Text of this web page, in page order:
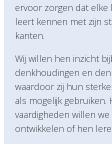
ervoor zorgen dat
leert kennen met zijn
kanten.
Wij willen hen inzicht
denkhoudingen en
waardoor zij hun
als mogelijk
vaardigheden willen
ontwikkelen of hen